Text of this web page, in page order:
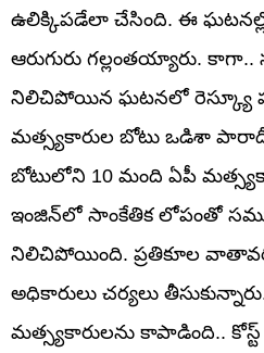
ఉలిక్కిపడేలా చేసింది. ఈ
ఆరుగురు గల్లంతయ్యారు.
నిలిచిపోయిన ఘటనలో రెస్క్యూ
మత్స్యకారుల బోటు ఒడిశా
బోటులోని 10 మంది ఏపీ
ఇంజిన్‌లో సాంకేతిక లోపంతో
నిలిచిపోయింది. ప్రతికూల
అధికారులు చర్యలు
మత్స్యకారులను కాపాడింది..